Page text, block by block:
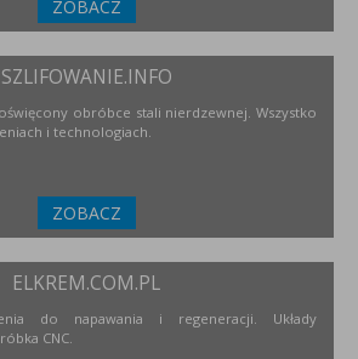
ZOBACZ
SZLIFOWANIE.INFO
obróbce stali nierdzewnej. Wszystko
i technologiach.
ZOBACZ
ELKREM.COM.PL
do napawania i regeneracji. Układy
CNC.